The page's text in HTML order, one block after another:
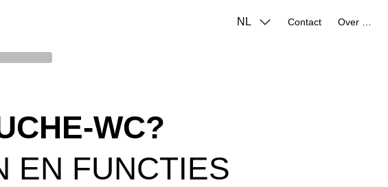
NL Contact
WC?
EN FUNCTIES